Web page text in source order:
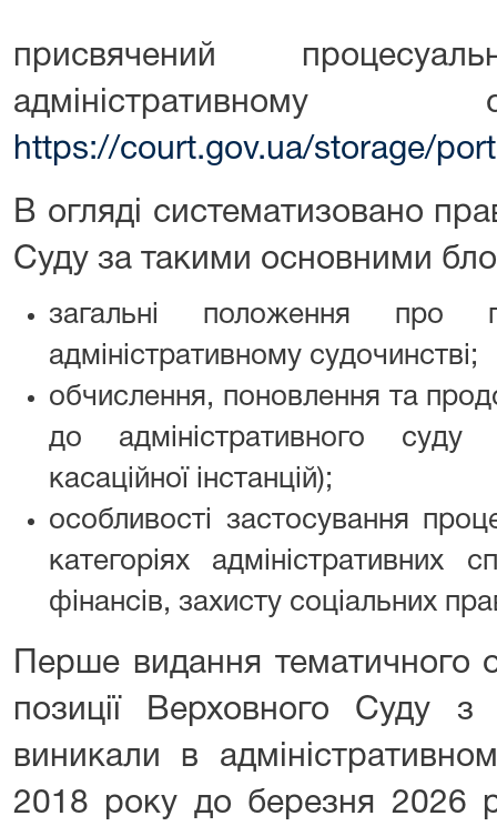
присвячений
https://court.gov.ua/storage/
В огляді систематизовано
Суду за такими основними
загальні положення про
адміністративному судочинстві;
обчислення, поновлення та
до адміністративного суду
касаційної інстанцій);
особливості застосування
категоріях адміністративних
фінансів, захисту соціальних
Перше видання тематичного
позиції Верховного Суду
виникали в
2018 року до березня 2026